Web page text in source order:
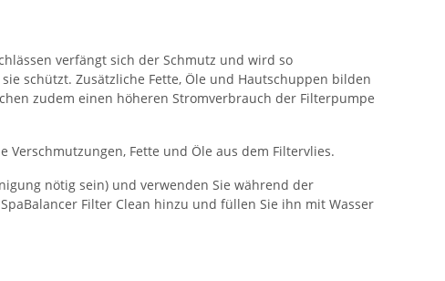
verfängt sich der Schmutz und wird so
schützt. Zusätzliche Fette, Öle und Hautschuppen bilden
zudem einen höheren Stromverbrauch der Filterpumpe
Fette und Öle aus dem Filtervlies.
nötig sein) und verwenden Sie während der
Filter Clean hinzu und füllen Sie ihn mit Wasser